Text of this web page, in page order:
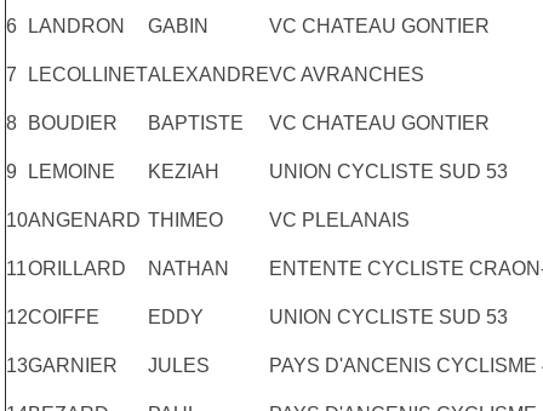
6 LANDRON GABIN VC CHATEAU GONTIER
7 LECOLLINETALEXANDREVC AVRANCHES
8 BOUDIER BAPTISTE VC CHATEAU GONTIER
9 LEMOINE KEZIAH UNION CYCLISTE SUD 53
10ANGENARD THIMEO VC PLELANAIS
11ORILLARD NATHAN ENTENTE CYCLISTE
12COIFFE EDDY UNION CYCLISTE SUD 53
13GARNIER JULES PAYS D'ANCENIS CYCLISME